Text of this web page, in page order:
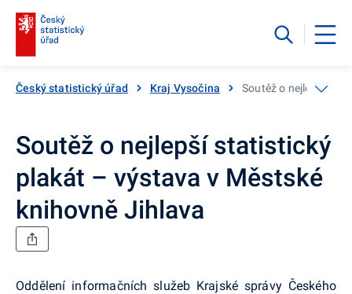
Český statistický úřad Kraj Vysočina Soutěž o nejlepší
Soutěž o nejlepší statistický
plakát – výstava v Městské
knihovně Jihlava
Oddělení informačních služeb Krajské správy Českého